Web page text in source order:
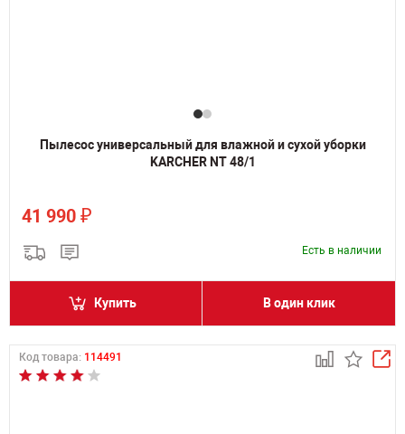
Пылесос универсальный для влажной и сухой уборки
KARCHER NT 48/1
41 990 ₽
Есть в наличии
Купить В один клик
Код товара: 114491